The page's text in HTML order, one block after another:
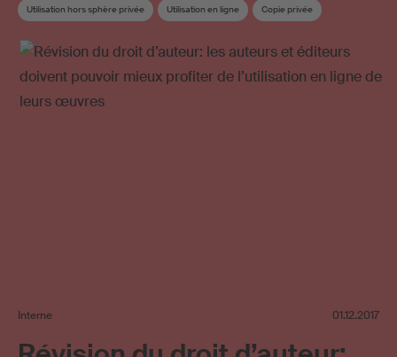
Utilisation hors sphère privée Utilisation en ligne Copie privée
Interne 01.12.2017